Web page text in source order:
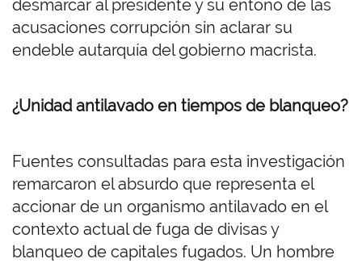
desmarcar al presidente y su entono de las
acusaciones corrupción sin aclarar su
endeble autarquía del gobierno macrista.
¿Unidad antilavado en tiempos de blanqueo?
Fuentes consultadas para esta investigación
remarcaron el absurdo que representa el
accionar de un organismo antilavado en el
contexto actual de fuga de divisas y
blanqueo de capitales fugados. Un hombre